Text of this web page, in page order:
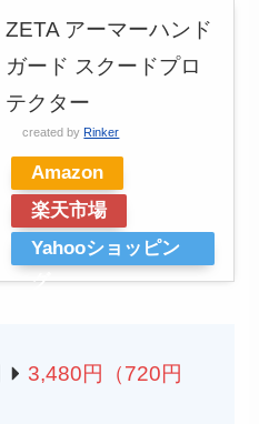
ZETA アーマーハンド
ガード スクードプロ
テクター
created by Rinker
Amazon
楽天市場
Yahooショッピン
グ
3,480円（720円